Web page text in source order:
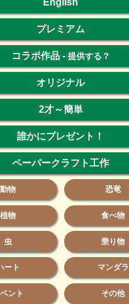
English
プレミアム
コラボ作品- 提供する？
オリジナル
2才～簡単
誰かにプレゼント！
ペーパークラフト工作
動物 恐竜
植物 食べ物
虫 乗り物
ート マンダラ
ント その他